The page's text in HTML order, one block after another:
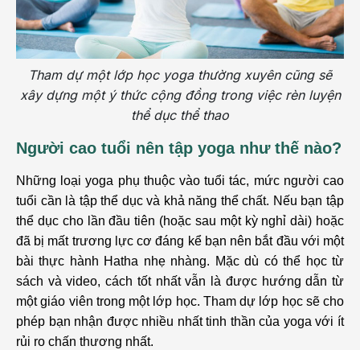
Tham dự một lớp học yoga thường xuyên cũng sẽ
xây dựng một ý thức cộng đồng trong việc rèn luyện
thể dục thể thao
Người cao tuổi nên tập yoga như thế nào?
Những loại yoga phụ thuộc vào tuổi tác, mức người cao
tuổi cần là tập thể dục và khả năng thể chất. Nếu bạn tập
thể dục cho lần đầu tiên (hoặc sau một kỳ nghỉ dài) hoặc
đã bị mất trương lực cơ đáng kể bạn nên bắt đầu với một
bài thực hành Hatha nhẹ nhàng. Mặc dù có thể học từ
sách và video, cách tốt nhất vẫn là được hướng dẫn từ
một giáo viên trong một lớp học. Tham dự lớp học sẽ cho
phép bạn nhận được nhiều nhất tinh thần của yoga với ít
rủi ro chấn thương nhất.